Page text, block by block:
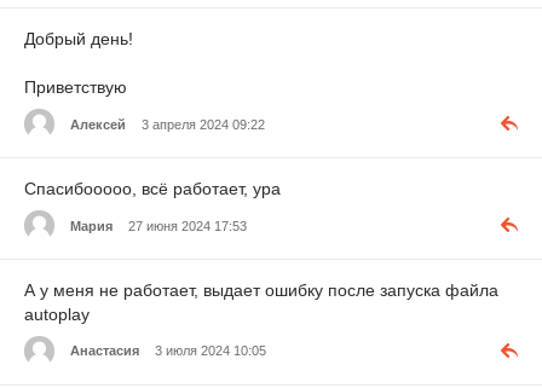
Добрый день!
Приветствую
Алексей 3 апреля 2024 09:22
Спасибооооо, всё работает, ура
Мария 27 июня 2024 17:53
А у меня не работает, выдает ошибку после запуска файла
autoplay
Анастасия 3 июля 2024 10:05